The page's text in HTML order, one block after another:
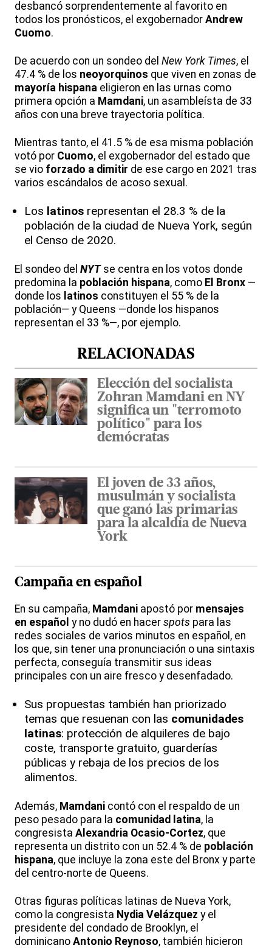
desbancó sorprendentemente al favorito en
todos los pronósticos, el exgobernador Andrew
Cuomo.
De acuerdo con un sondeo del New York Times, el
47.4 % de los neoyorquinos que viven en zonas de
mayoría hispana eligieron en las urnas como
primera opción a Mamdani, un asambleísta de 33
años con una breve trayectoria política.
Mientras tanto, el 41.5 % de esa misma población
votó por Cuomo, el exgobernador del estado que
se vio forzado a dimitir de ese cargo en 2021 tras
varios escándalos de acoso sexual.
Los latinos representan el 28.3 % de la
población de la ciudad de Nueva York, según
el Censo de 2020.
El sondeo del NYTse centra en los votos donde
predomina la población hispana, como El Bronx —
donde los latinos constituyen el 55 % de la
población— y Queens —donde los hispanos
representan el 33 %—, por ejemplo.
RELACIONADAS
Elección del socialista
Zohran Mamdani en NY
significa un "terromoto
político" para los
demócratas
El joven de 33 años,
musulmán y socialista
que ganó las primarias
para la alcaldía de Nueva
York
Campaña en español
En su campaña, Mamdani apostó por mensajes
en español y no dudó en hacer spots para las
redes sociales de varios minutos en español, en
los que, sin tener una pronunciación o una sintaxis
perfecta, conseguía transmitir sus ideas
principales con un aire fresco y desenfadado.
Sus propuestas también han priorizado
temas que resuenan con las comunidades
latinas: protección de alquileres de bajo
coste, transporte gratuito, guarderías
públicas y rebaja de los precios de los
alimentos.
Además, Mamdani contó con el respaldo de un
peso pesado para la comunidad latina, la
congresista Alexandria Ocasio-Cortez, que
representa un distrito con un 52.4 % de población
hispana, que incluye la zona este del Bronx y parte
del centro-norte de Queens.
Otras figuras políticas latinas de Nueva York,
como la congresista Nydia Velázquez y el
presidente del condado de Brooklyn, el
dominicano Antonio Reynoso, también hicieron